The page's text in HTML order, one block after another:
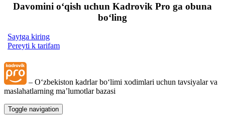
Davomini oʻqish uchun Kadrovik Pro ga obuna
boʻling
Saytga kiring
Pereyti k tarifam
– Oʻzbekiston kadrlar boʻlimi хodimlari uchun tavsiyalar va
maslahatlarning ma’lumotlar bazasi
Toggle navigation